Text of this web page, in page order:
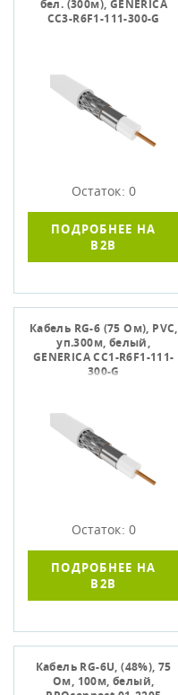
бел. (300м), GENERICA
CC3-R6F1-111-300-G
Остаток: 0
ПОДРОБНЕЕ НА
B2B
Кабель RG-6 (75 Ом), PVC,
уп.300м, белый,
GENERICA CC1-R6F1-111-
300-G
Остаток: 0
ПОДРОБНЕЕ НА
B2B
Кабель RG-6U, (48%), 75
Ом, 100м, белый,